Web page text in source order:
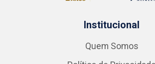
Institucional
Quem Somos